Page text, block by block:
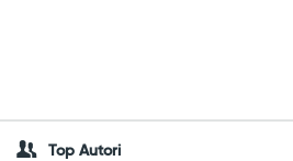
Top Autori